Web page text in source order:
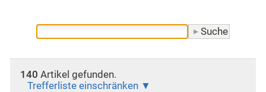
140 Artikel gefunden.
Trefferliste einschränken